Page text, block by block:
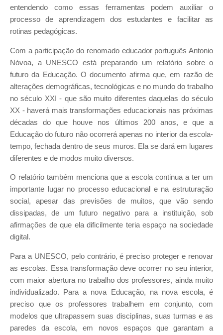
entendendo como essas ferramentas podem auxiliar o
processo de aprendizagem dos estudantes e facilitar as
rotinas pedagógicas.
Com a participação do renomado educador português Antonio
Nóvoa, a UNESCO está preparando um relatório sobre o
futuro da Educação. O documento afirma que, em razão de
alterações demográficas, tecnológicas e no mundo do trabalho
no século XXI - que são muito diferentes daquelas do século
XX - haverá mais transformações educacionais nas próximas
décadas do que houve nos últimos 200 anos, e que a
Educação do futuro não ocorrerá apenas no interior da escola-
tempo, fechada dentro de seus muros. Ela se dará em lugares
diferentes e de modos muito diversos.
O relatório também menciona que a escola continua a ter um
importante lugar no processo educacional e na estruturação
social, apesar das previsões de muitos, que vão sendo
dissipadas, de um futuro negativo para a instituição, sob
afirmações de que ela dificilmente teria espaço na sociedade
digital.
Para a UNESCO, pelo contrário, é preciso proteger e renovar
as escolas. Essa transformação deve ocorrer no seu interior,
com maior abertura no trabalho dos professores, ainda muito
individualizado. Para a nova Educação, na nova escola, é
preciso que os professores trabalhem em conjunto, com
modelos que ultrapassem suas disciplinas, suas turmas e as
paredes da escola, em novos espaços que garantam a